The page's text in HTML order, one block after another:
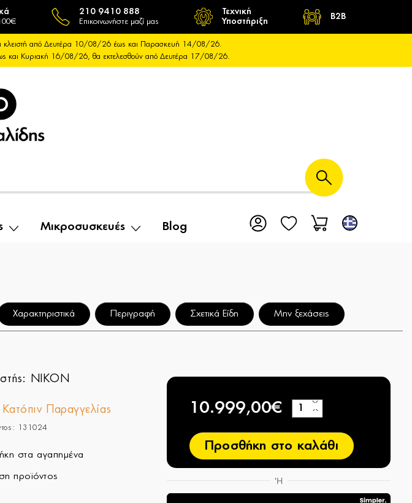
210 9410 888
Επικοινωνήστε μαζί μας
Τεχνική
Υποστήριξη
B2B
κλειστή από Δευτέρα 10/08/26 έως και Παρασκευή 14/08/26.
και Κυριακή 16/08/26, θα εκτελεσθούν από Δευτέρα 17/08/26.
Μικροσυσκευές Blog
Χαρακτηριστικά Περιγραφή Σχετικά Είδη Μην ξεχάσεις
NIKON
Παραγγελίας
131024
στα αγαπημένα
προϊόντος
10.999,00€ −
+
Προσθήκη στο καλάθι